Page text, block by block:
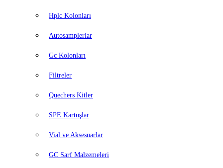
Hplc Kolonları
Autosamplerlar
Gc Kolonları
Filtreler
Quechers Kitler
SPE Kartuşlar
Vial ve Aksesuarlar
GC Sarf Malzemeleri